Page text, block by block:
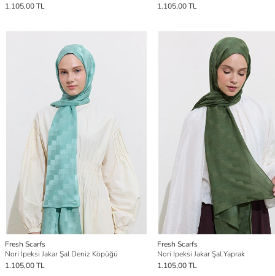
1.105,00 TL
1.105,00 TL
Fresh Scarfs
Nori İpeksi Jakar Şal Deniz Köpüğü
1.105,00 TL
Fresh Scarfs
Nori İpeksi Jakar Şal Yaprak
1.105,00 TL